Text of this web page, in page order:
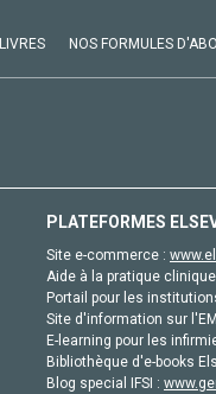
LIVRES NOS FORMULES
PLATEFORMES
Site e-commerce :
Aide à la pratique
Portail pour les
Site d'information sur
E-learning pour les
Bibliothèque d'e-books
Blog special IFSI :